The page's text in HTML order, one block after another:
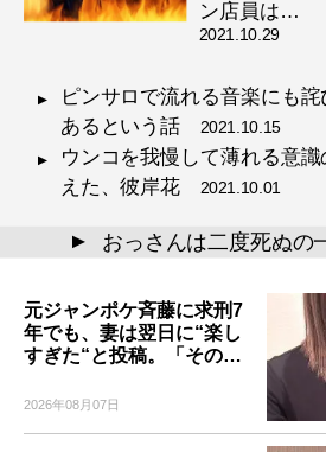
ン店員は…
2021.10.29
ピンサロで流れる音楽にも
あるという話 2021.10.15
ウンコを我慢して薄れる意識
えた、彼岸花
2021.10.01
▲ おっさんは二度死ぬの
元ジャンポケ斉藤に求刑7
年でも、妻は翌日に“楽し
すぎた“と投稿。「その…
2026年08月07日